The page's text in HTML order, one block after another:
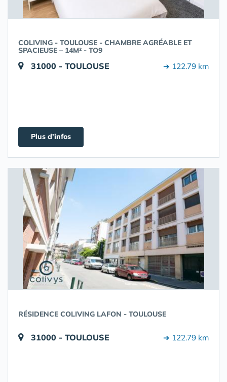
COLIVING - TOULOUSE - CHAMBRE AGRÉABLE ET
SPACIEUSE – 14M² - TO9
31000 - TOULOUSE ➔ 122.79 km
Plus d'infos
RÉSIDENCE COLIVING LAFON - TOULOUSE
31000 - TOULOUSE ➔ 122.79 km